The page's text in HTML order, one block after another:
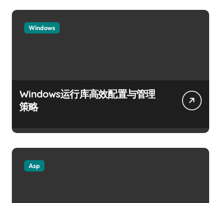
Windows
Windows运行库高效配置与管理
策略
Asp